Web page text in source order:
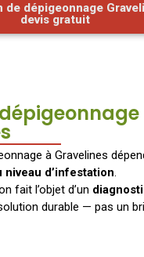
de dépigeonnage
devis gratuit
à Gravelines
niveau d’infestation.
fait l’objet d’un
durable — pas un